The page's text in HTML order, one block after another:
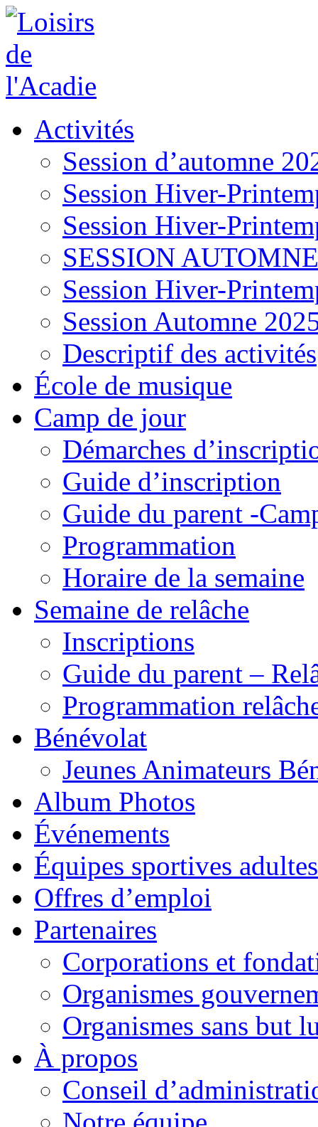
Activités
Session d’automne
Session Hiver-
Session Hiver-
SESSION
Session Hiver-
Session Automne
Descriptif des activités
École de musique
Camp de jour
Démarches
Guide d’inscription
Guide du parent -
Programmation
Horaire de la semaine
Semaine de relâche
Inscriptions
Guide du parent –
Programmation
Bénévolat
Jeunes Animateurs
Album Photos
Événements
Équipes sportives adultes
Offres d’emploi
Partenaires
Corporations et
Organismes
Organismes sans but
À propos
Conseil